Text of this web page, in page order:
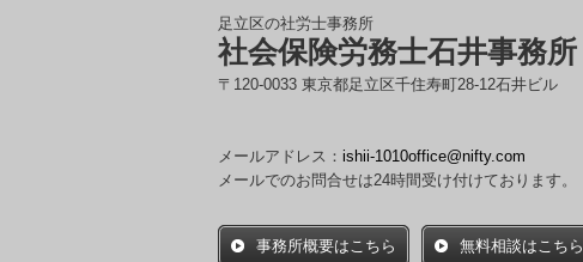
足立区の社労士事務所
社会保険労務士石井事務所
〒120-0033 東京都足立区千住寿町28-12石井ビル
メールアドレス： ishii-1010office@nifty.com
メールでのお問合せは24時間受け付けております。
事務所概要はこちら 無料相談はこちら